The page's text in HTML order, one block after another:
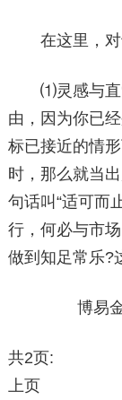
在这里，对
⑴灵感与直觉
由，因为你已
标已接近的情
时，那么就当
句话叫“适可而
行，何必与市
做到知足常乐?
博易金服
共2页:
上页